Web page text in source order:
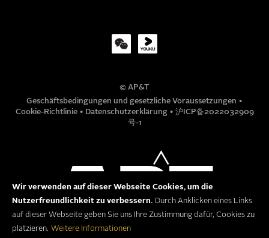
© AP&T
Geschäftsbedingungen und gesetzliche Voraussetzungen •
Cookie-Richtlinie • Datenschutzerklärung • 沪ICP备2022032909
号-1
Wir verwenden auf dieser Webseite Cookies, um die
Nutzerfreundlichkeit zu verbessern. Durch Anklicken eines Links
auf dieser Webseite geben Sie uns Ihre Zustimmung dafür, Cookies zu
platzieren. Weitere Informationen